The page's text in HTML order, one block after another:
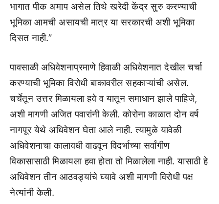
भागात पीक अमाप असेल तिथे खरेदी केंद्र सुरु करण्याची
भूमिका आमची असायची मात्र या सरकारची अशी भूमिका
दिसत नाही.”
पावसाळी अधिवेशनाप्रमाणे हिवाळी अधिवेशनात देखील चर्चा
करण्याची भूमिका विरोधी बाकावरील सहकाऱ्यांची असेल.
चर्चेतून उत्तर मिळायला हवे व यातून समाधान झाले पाहिजे,
अशी मागणी अजित पवारांनी केली. कोरोना काळात दोन वर्ष
नागपूर येथे अधिवेशन घेता आले नाही. त्यामुळे यावेळी
अधिवेशनाचा कालावधी वाढवून विदर्भाच्या सर्वांगीण
विकासासाठी मिळायला हवा होता तो मिळालेला नाही. यासाठी हे
अधिवेशन तीन आठवड्यांचे घ्यावे अशी मागणी विरोधी पक्ष
नेत्यांनी केली.